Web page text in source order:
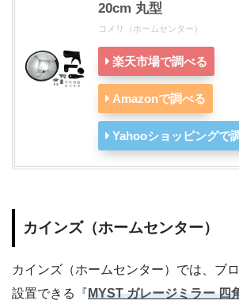
20cm 丸型
コメリ（ホームセンター）
楽天市場で調べる
Amazonで調べる
Yahooショッピングで
カインズ（ホームセンター）
カインズ（ホームセンター）では、ブ
設置できる『MYST ガレージミラー 四